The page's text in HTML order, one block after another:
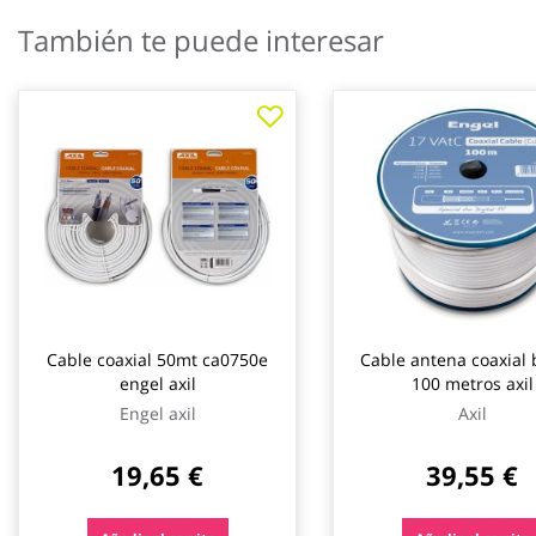
de
imágenes
También te puede interesar
Cable coaxial 50mt ca0750e
engel axil
Engel axil
19,65 €
Cable antena coaxial
100 metros axil
Axil
39,55 €